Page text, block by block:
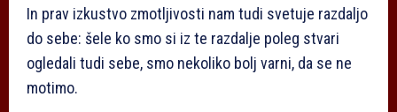
In prav izkustvo zmotljivosti nam tudi svetuje razdaljo
do sebe: šele ko smo si iz te razdalje poleg stvari
ogledali tudi sebe, smo nekoliko bolj varni, da se ne
motimo.